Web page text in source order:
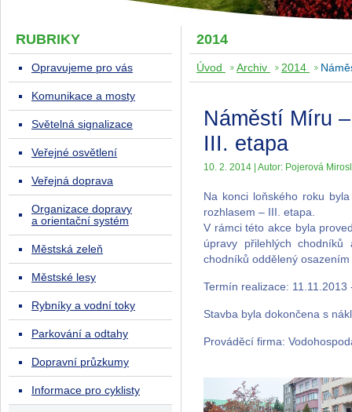
2014
Úvod Archiv 2014
Náměstí Míru
III. etapa
10. 2. 2014 | Autor: Pojerová
Na konci loňského roku
rozhlasem – III. etapa.
V rámci této akce byla
úpravy přilehlých
chodníků oddělený
Termín realizace: 11.11.2013
Stavba byla dokončena s
Prováděcí firma:
RUBRIKY
Opravujeme pro vás
Komunikace a mosty
Světelná signalizace
Veřejné osvětlení
Veřejná doprava
Organizace dopravy
a orientační systém
Městská zeleň
Městské lesy
Rybníky a vodní toky
Parkování a odtahy
Dopravní průzkumy
Informace pro cyklisty